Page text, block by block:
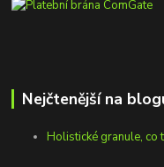
Nejčtenější na
Holistické granule, co